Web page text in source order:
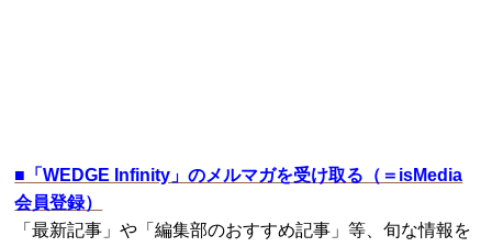
■ 「WEDGE Infinity」のメルマガを受け取る（＝isMedia
会員登録）
「最新記事」や「編集部のおすすめ記事」等、旬な情報を